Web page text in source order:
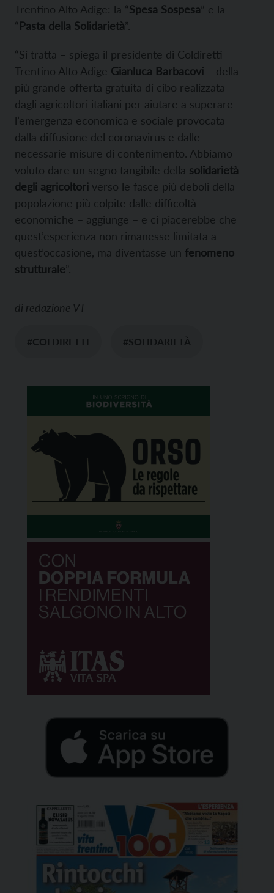
Trentino Alto Adige: la “Spesa Sospesa” e la
“Pasta della Solidarietà”.
“Si tratta – spiega il presidente di Coldiretti
Trentino Alto Adige Gianluca Barbacovi – della
più grande offerta gratuita di cibo realizzata
dagli agricoltori italiani per aiutare a superare
l’emergenza economica e sociale provocata
dalla diffusione del coronavirus e dalle
necessarie misure di contenimento. Abbiamo
voluto dare un segno tangibile della solidarietà
degli agricoltori verso le fasce più deboli della
popolazione più colpite dalle difficoltà
economiche – aggiunge – e ci piacerebbe che
quest’esperienza non rimanesse limitata a
quest’occasione, ma diventasse un fenomeno
strutturale”.
di redazione VT
#COLDIRETTI #SOLIDARIETÀ